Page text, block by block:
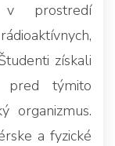
v prostredí
získali
pred týmito
organizmus.
a fyzické